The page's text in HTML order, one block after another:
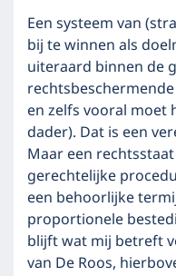
Een systeem van
bij te winnen als
uiteraard binnen de
en zelfs vooral moet
dader). Dat is een
Maar een
gerechtelijke
een behoorlijke
proportionele
blijft wat mij betreft
van De Roos,